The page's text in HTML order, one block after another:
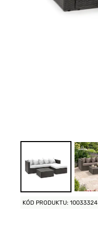
KÓD PRODUKTU: 10033324